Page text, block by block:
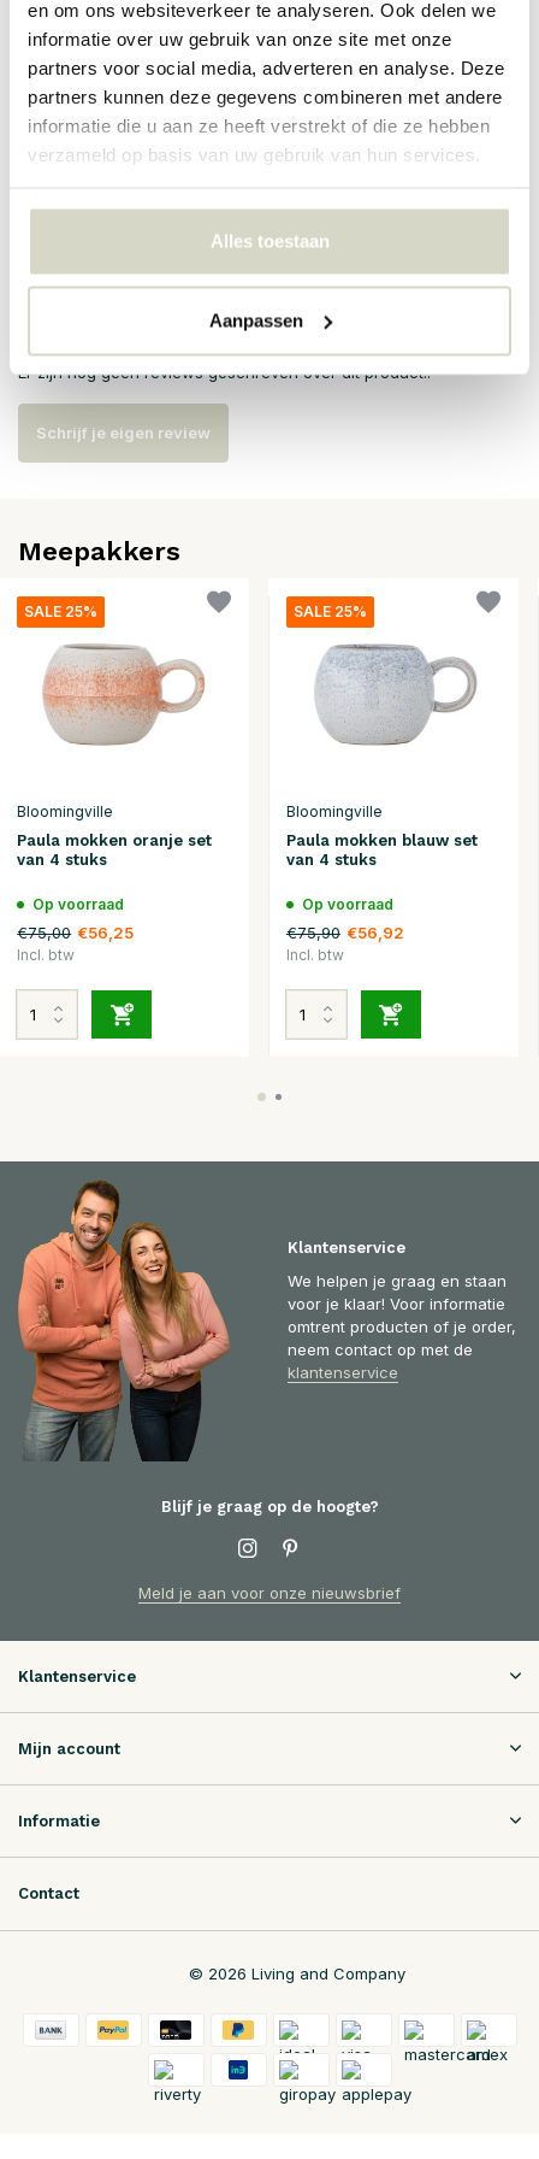
en om ons websiteverkeer te analyseren. Ook delen we
informatie over uw gebruik van onze site met onze
partners voor social media, adverteren en analyse. Deze
partners kunnen deze gegevens combineren met andere
informatie die u aan ze heeft verstrekt of die ze hebben
verzameld op basis van uw gebruik van hun services.
Alles toestaan
Aanpassen
PRODUCTSPECIFICATIES
Artikelnummer 82072784
SKU 82072784
Er zijn nog geen reviews geschreven over dit product..
Schrijf je eigen review
Meepakkers
SALE 25%
Bloomingville
Paula mokken oranje set
van 4 stuks
Op voorraad
€75,00 €56,25
Incl. btw
SALE 25%
Bloomingville
Paula mokken blauw set
van 4 stuks
Op voorraad
€75,90 €56,92
Incl. btw
Klantenservice
We helpen je graag en staan
voor je klaar! Voor informatie
omtrent producten of je order,
neem contact op met de
klantenservice
Blijf je graag op de hoogte?
Meld je aan voor onze nieuwsbrief
Klantenservice
Mijn account
Informatie
Contact
© 2026 Living and Company